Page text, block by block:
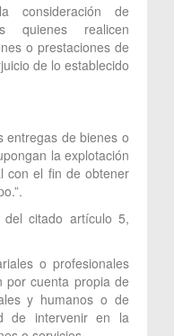
consideración de
quienes realicen
o prestaciones de
de lo establecido
entregas de bienes o
la explotación
con el fin de obtener
citado artículo 5,
o profesionales
por cuenta propia de
y humanos o de
de intervenir en la